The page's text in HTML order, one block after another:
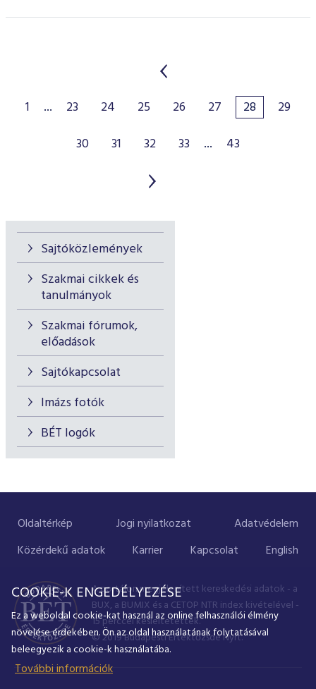
Sajtóközlemények
Szakmai cikkek és
tanulmányok
Szakmai fórumok,
előadások
Sajtókapcsolat
Imázs fotók
BÉT logók
1 ... 23 24 25 26 27 28
29
30
31 32 33 ... 43
Oldaltérkép Jogi nyilatkozat
Adatvédelem
Közérdekű adatok
Karrier Kapcsolat English
A portálon megjelenített kereskedési adatok - a
BUX, a BUMIX és a CETOP NTR index kivételével -
15 perccel késleltetettek.
© 2019 Budapesti Értéktőzsde Nyrt.
COOKIE-K ENGEDÉLYEZÉSE
Ez a weboldal cookie-kat használ az online felhasználói élmény
növelése érdekében. Ön az oldal használatának folytatásával
beleegyezik a cookie-k használatába.
További információk